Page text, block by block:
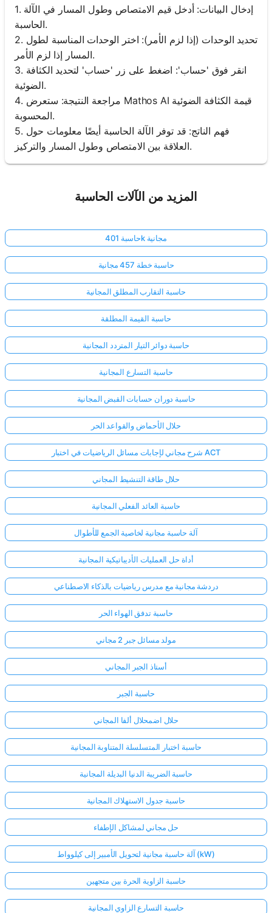
1. إدخال البيانات: أدخل قيم الامتصاص وطول المسار في الآلة
الحاسبة.
2. تحديد الوحدات (إذا لزم الأمر): اختر الوحدات المناسبة لطول
المسار إذا لزم الأمر.
3. انقر فوق 'حساب': اضغط على زر 'حساب' لتحديد الكثافة
الضوئية.
4. مراجعة النتيجة: ستعرض Mathos AI قيمة الكثافة الضوئية
المحسوبة.
5. فهم الناتج: قد توفر الآلة الحاسبة أيضًا معلومات حول
العلاقة بين الامتصاص وطول المسار والتركيز.
المزيد من الآلات الحاسبة
حاسبة 401k مجانية
حاسبة خطة 457 مجانية
حاسبة التقارب المطلق المجانية
حاسبة القيمة المطلقة
حاسبة دوائر التيار المتردد المجانية
حاسبة التسارع المجانية
حاسبة دوران حسابات القبض المجانية
حلال الأحماض والقواعد الحر
شرح مجاني لإجابات مسائل الرياضيات في اختبار ACT
حلال طاقة التنشيط المجاني
حاسبة العائد الفعلي المجانية
آلة حاسبة مجانية لخاصية الجمع للأطوال
أداة حل العمليات الأديباتيكية المجانية
دردشة مجانية مع مدرس رياضيات بالذكاء الاصطناعي
حاسبة تدفق الهواء الحر
مولد مسائل جبر 2 مجاني
أستاذ الجبر المجاني
حاسبة الجبر
حلال اضمحلال ألفا المجاني
حاسبة اختبار المتسلسلة المتناوبة المجانية
حاسبة الضريبة الدنيا البديلة المجانية
حاسبة جدول الاستهلاك المجانية
حل مجاني لمشاكل الإطفاء
آلة حاسبة مجانية لتحويل الأمبير إلى كيلوواط (kW)
حاسبة الزاوية الحرة بين متجهين
حاسبة التسارع الزاوي المجانية